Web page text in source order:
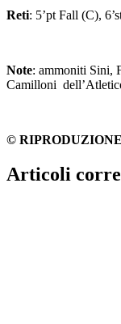
Reti: 5’pt Fall (C),
Note: ammoniti Sini,
Camilloni
©
Articoli